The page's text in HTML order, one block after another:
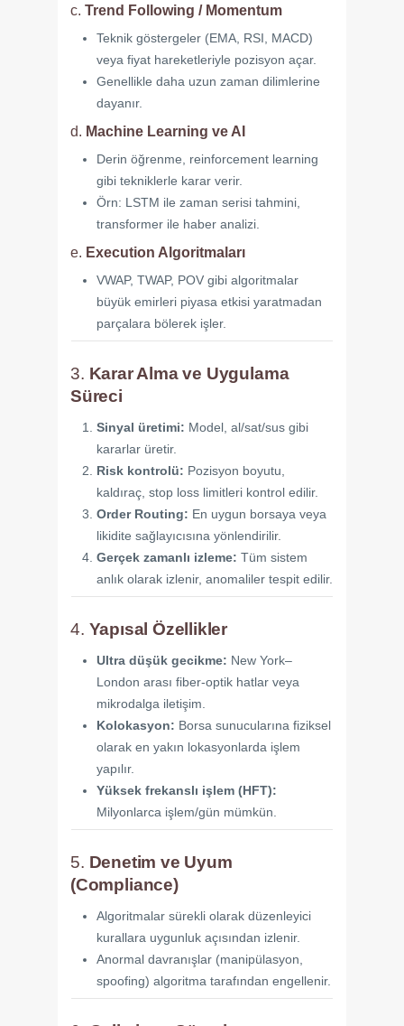
c.Trend Following / Momentum
Teknik göstergeler (EMA, RSI, MACD)
veya fiyat hareketleriyle pozisyon açar.
Genellikle daha uzun zaman dilimlerine
dayanır.
d. Machine Learning ve AI
Derin öğrenme, reinforcement learning
gibi tekniklerle karar verir.
Örn: LSTM ile zaman serisi tahmini,
transformer ile haber analizi.
e. Execution Algoritmaları
VWAP, TWAP, POV gibi algoritmalar
büyük emirleri piyasa etkisi yaratmadan
parçalara bölerek işler.
3. Karar Alma ve Uygulama
Süreci
Sinyal üretimi: Model, al/sat/sus gibi
kararlar üretir.
Risk kontrolü: Pozisyon boyutu,
kaldıraç, stop loss limitleri kontrol edilir.
Order Routing: En uygun borsaya veya
likidite sağlayıcısına yönlendirilir.
Gerçek zamanlı izleme: Tüm sistem
anlık olarak izlenir, anomaliler tespit edilir.
4. Yapısal Özellikler
Ultra düşük gecikme: New York–
London arası fiber-optik hatlar veya
mikrodalga iletişim.
Kolokasyon: Borsa sunucularına fiziksel
olarak en yakın lokasyonlarda işlem
yapılır.
Yüksek frekanslı işlem (HFT):
Milyonlarca işlem/gün mümkün.
5. Denetim ve Uyum
(Compliance)
Algoritmalar sürekli olarak düzenleyici
kurallara uygunluk açısından izlenir.
Anormal davranışlar (manipülasyon,
spoofing) algoritma tarafından engellenir.